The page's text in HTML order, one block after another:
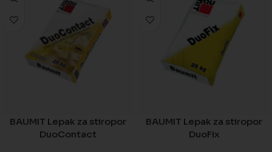
BAUMIT Lepak za stiropor
DuoContact
BAUMIT Lepak za stiropor
DuoFix